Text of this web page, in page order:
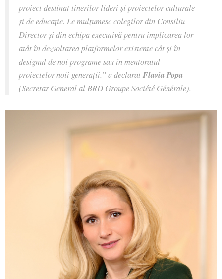
proiect destinat tinerilor lideri și proiectelor culturale
și de educație. Le mulțumesc colegilor din Consiliu
Director și din echipa executivă pentru implicarea lor
atât în dezvoltarea platformelor existente cât și în
designul de noi programe sau în mentoratul
proiectelor noii generații.” a declaratFlavia Popa
(Secretar General al BRD Groupe Société Générale).